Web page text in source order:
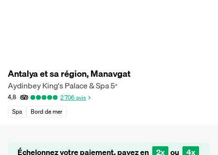
Antalya et sa région, Manavgat
Aydinbey King's Palace & Spa5*
4,8 2 706avis
Spa
Bord de mer
Échelonnez votre paiement, payez en 2x ou 4x